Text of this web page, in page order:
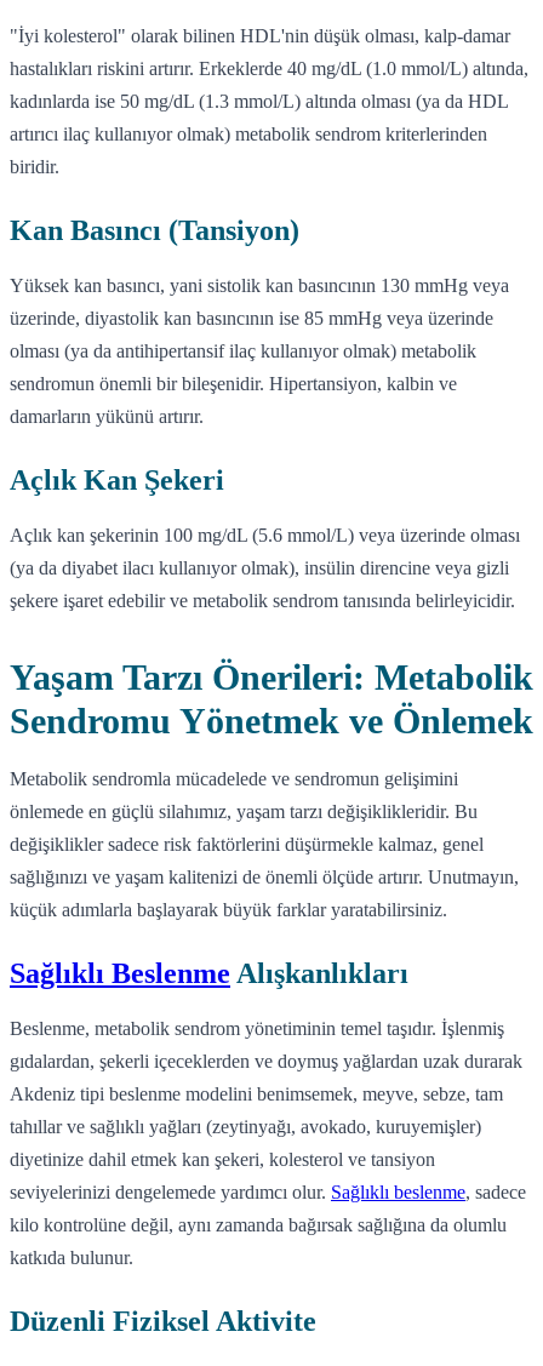
"İyi kolesterol" olarak bilinen HDL'nin düşük olması, kalp-damar
hastalıkları riskini artırır. Erkeklerde 40 mg/dL (1.0 mmol/L) altında,
kadınlarda ise 50 mg/dL (1.3 mmol/L) altında olması (ya da HDL
artırıcı ilaç kullanıyor olmak) metabolik sendrom kriterlerinden
biridir.
Kan Basıncı (Tansiyon)
Yüksek kan basıncı, yani sistolik kan basıncının 130 mmHg veya
üzerinde, diyastolik kan basıncının ise 85 mmHg veya üzerinde
olması (ya da antihipertansif ilaç kullanıyor olmak) metabolik
sendromun önemli bir bileşenidir. Hipertansiyon, kalbin ve
damarların yükünü artırır.
Açlık Kan Şekeri
Açlık kan şekerinin 100 mg/dL (5.6 mmol/L) veya üzerinde olması
(ya da diyabet ilacı kullanıyor olmak), insülin direncine veya gizli
şekere işaret edebilir ve metabolik sendrom tanısında belirleyicidir.
Yaşam Tarzı Önerileri: Metabolik
Sendromu Yönetmek ve Önlemek
Metabolik sendromla mücadelede ve sendromun gelişimini
önlemede en güçlü silahımız, yaşam tarzı değişiklikleridir. Bu
değişiklikler sadece risk faktörlerini düşürmekle kalmaz, genel
sağlığınızı ve yaşam kalitenizi de önemli ölçüde artırır. Unutmayın,
küçük adımlarla başlayarak büyük farklar yaratabilirsiniz.
Sağlıklı Beslenme Alışkanlıkları
Beslenme, metabolik sendrom yönetiminin temel taşıdır. İşlenmiş
gıdalardan, şekerli içeceklerden ve doymuş yağlardan uzak durarak
Akdeniz tipi beslenme modelini benimsemek, meyve, sebze, tam
tahıllar ve sağlıklı yağları (zeytinyağı, avokado, kuruyemişler)
diyetinize dahil etmek kan şekeri, kolesterol ve tansiyon
seviyelerinizi dengelemede yardımcı olur. Sağlıklı beslenme, sadece
kilo kontrolüne değil, aynı zamanda bağırsak sağlığına da olumlu
katkıda bulunur.
Düzenli Fiziksel Aktivite